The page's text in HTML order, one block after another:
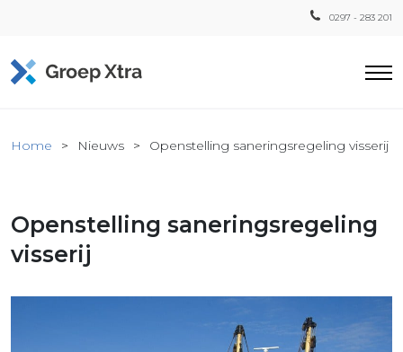
0297 - 283 201
Loon
Home Nieuws Openstelling saneringsregeling visserij
Openstelling saneringsregeling
visserij